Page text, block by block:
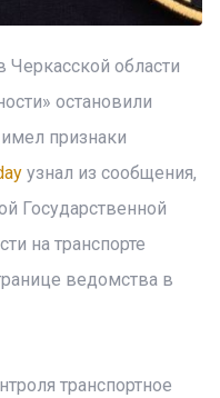
области
остановили
признаки
узнал из сообщения,
Государственной
на транспорте
ведомства в
транспортное